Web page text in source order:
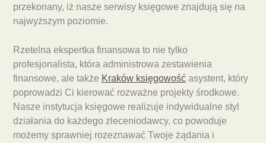
przekonany, iż nasze serwisy księgowe znajdują się na
najwyższym poziomie.
Rzetelna ekspertka finansowa to nie tylko
profesjonalista, która administrowa zestawienia
finansowe, ale także Kraków księgowość asystent, który
poprowadzi Ci kierować rozważne projekty środkowe.
Nasze instytucja księgowe realizuje indywidualne styl
działania do każdego zleceniodawcy, co powoduje
możemy sprawniej rozeznawać Twoje żądania i